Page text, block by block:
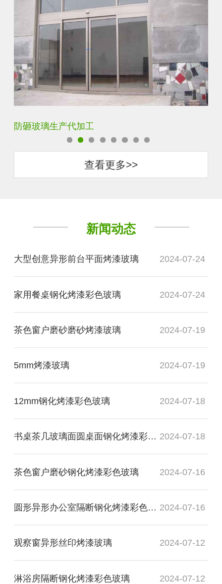
防砸玻璃生产代加工
查看更多>>
新闻动态
大型创意异形前台平面烤漆玻璃 2024-07-24
家用餐桌钢化烤漆彩色玻璃 2024-07-24
茶色窗户磨砂磨砂烤漆玻璃 2024-07-19
5mm烤漆玻璃 2024-07-19
12mm钢化烤漆彩色玻璃 2024-07-18
书桌茶几玻璃面圆桌面钢化烤漆彩色玻璃 2024-07-18
茶色窗户磨砂钢化烤漆彩色玻璃 2024-07-16
圆形异形办公室隔断钢化烤漆彩色玻璃 2024-07-16
观察窗异形丝印烤漆玻璃 2024-07-12
淋浴房隔断钢化烤漆彩色玻璃 2024-07-12